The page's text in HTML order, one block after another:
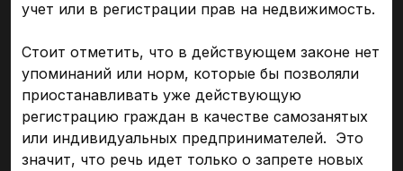
учет или в регистрации прав на недвижимость.
Стоит отметить, что в действующем законе нет
упоминаний или норм, которые бы позволяли
приостанавливать уже действующую
регистрацию граждан в качестве самозанятых
или индивидуальных предпринимателей. Это
значит, что речь идет только о запрете новых